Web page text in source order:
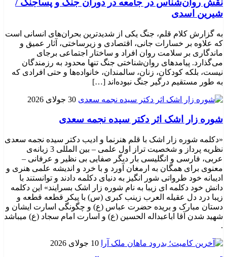
نقش روان‌شناس در جامعه در دوران جنگ و پساجنگ /
شیرین اسدی
به گزارش کلام قلم، جنگ یکی از شدیدترین بحران‌های انسانی است
که علاوه بر خسارات جانی، اقتصادی و زیرساختی، آثار عمیق و
ماندگاری بر سلامت روان افراد و ساختار اجتماعی برجای
می‌گذارد. پیامدهای روان‌شناختی جنگ تنها محدود به رزمندگان
نیست، بلکه کودکان، زنان، سالمندان، خانواده‌ها و حتی افرادی که
به طور مستقیم درگیر جنگ نبوده‌اند […]
30 جولای 2026
شوره زار اشک اثر دکتر سیده نجمه سعدی
«دکلمه شوره زار اشک با قلم هنرنما و ادیب دکتر سیده نجمه سعدی
نظریه پرداز و شخصیت تراز اول علمی – بین المللی 3 زبانه‌ی
عربی، فارسی و انگلیسی بار دیگر صفایی بی نظیر و عرفانی –
معنوی برای همگان به ارمغان آورد و با خرد و اندیشه علمی هنری و
ادیبانه خود طرواتی شور انگیز به دنیای دکلمه دادند و توانستند با
دانش خود دکلمه ای زیبا به نام شوره زار اشک بسرایند» این دکلمه
زیبا درد دل عقیله العرب زینب کبری (س) با پیکر قطعه قطعه و
دستان مبارک و بریده حضرت عباس (ع) و چگونگی اسارت ایشان و
شهید شدن آقا اباعبداله الحسین (ع) و اسارت امام سجاد (ع) میباشد
.
10 جولای 2026